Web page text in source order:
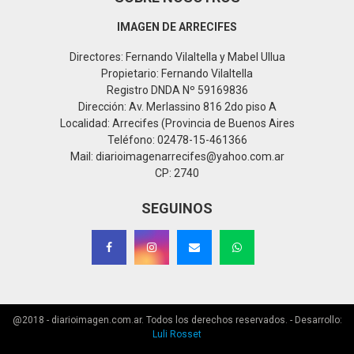
IMAGEN DE ARRECIFES
Directores: Fernando Vilaltella y Mabel Ullua
Propietario: Fernando Vilaltella
Registro DNDA Nº 59169836
Dirección: Av. Merlassino 816 2do piso A
Localidad: Arrecifes (Provincia de Buenos Aires
Teléfono: 02478-15-461366
Mail: diarioimagenarrecifes@yahoo.com.ar
CP: 2740
SEGUINOS
@2018 - diarioimagen.com.ar. Todos los derechos reservados. - Desarrollo:
Luli Rosset